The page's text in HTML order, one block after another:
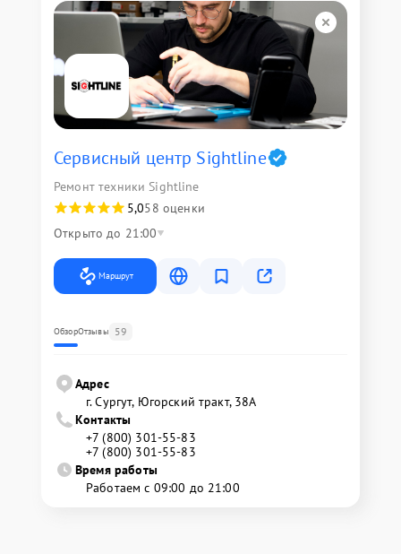
Сервисный центр Sightline
Ремонт техники Sightline
5,058 оценки
Открыто до 21:00
Маршрут
ОбзорОтзывы 59
Адрес
г. Сургут, Югорский тракт, 38А
Контакты
+7 (800) 301-55-83
+7 (800) 301-55-83
Время работы
Работаем с 09:00 до 21:00